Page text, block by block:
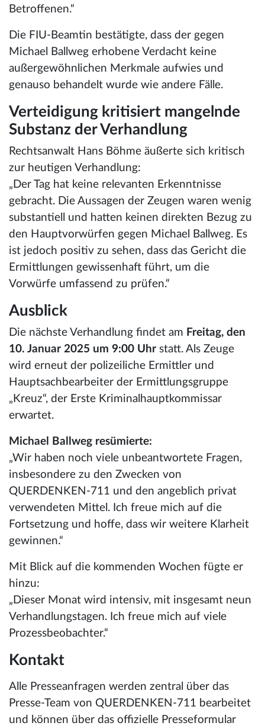
Betroffenen.“
Die FIU-Beamtin bestätigte, dass der gegen
Michael Ballweg erhobene Verdacht keine
außergewöhnlichen Merkmale aufwies und
genauso behandelt wurde wie andere Fälle.
Verteidigung kritisiert mangelnde
Substanz der Verhandlung
Rechtsanwalt Hans Böhme äußerte sich kritisch
zur heutigen Verhandlung:
„Der Tag hat keine relevanten Erkenntnisse
gebracht. Die Aussagen der Zeugen waren wenig
substantiell und hatten keinen direkten Bezug zu
den Hauptvorwürfen gegen Michael Ballweg. Es
ist jedoch positiv zu sehen, dass das Gericht die
Ermittlungen gewissenhaft führt, um die
Vorwürfe umfassend zu prüfen.“
Ausblick
Die nächste Verhandlung findet am Freitag, den
10. Januar 2025 um 9:00 Uhr statt. Als Zeuge
wird erneut der polizeiliche Ermittler und
Hauptsachbearbeiter der Ermittlungsgruppe
„Kreuz“, der Erste Kriminalhauptkommissar
erwartet.
Michael Ballweg resümierte:
„Wir haben noch viele unbeantwortete Fragen,
insbesondere zu den Zwecken von
QUERDENKEN-711 und den angeblich privat
verwendeten Mittel. Ich freue mich auf die
Fortsetzung und hoffe, dass wir weitere Klarheit
gewinnen.“
Mit Blick auf die kommenden Wochen fügte er
hinzu:
„Dieser Monat wird intensiv, mit insgesamt neun
Verhandlungstagen. Ich freue mich auf viele
Prozessbeobachter.“
Kontakt
Alle Presseanfragen werden zentral über das
Presse-Team von QUERDENKEN-711 bearbeitet
und können über das offizielle Presseformular